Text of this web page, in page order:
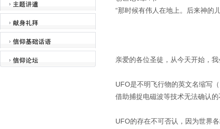
“那时候有伟人在地上。后来神的
亲爱的各位圣徒，从今天开始，
UFO是不明飞行物的英文名缩写
借助捕捉电磁波等技术无法确认的
UFO的存在不可否认，因为世界